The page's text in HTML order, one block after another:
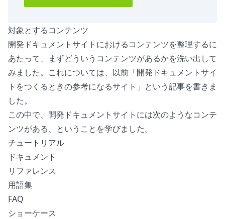
対象とするコンテンツ
開発ドキュメントサイトにおけるコンテンツを整理するに
あたって、まずどういうコンテンツがあるかを洗い出して
みました。これについては、以前「開発ドキュメントサイ
トをつくるときの参考になるサイト 」という記事を書きま
した。
この中で、開発ドキュメントサイトには次のようなコンテ
ンツがある、ということを学びました。
チュートリアル
ドキュメント
リファレンス
用語集
FAQ
ショーケース